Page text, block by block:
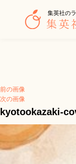
集英社の
前の画像
次の画像
kyotookazaki-